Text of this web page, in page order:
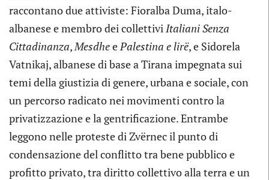
raccontano due attiviste: Fioralba Duma, italo-
albanese e membro dei collettivi Italiani Senza
Cittadinanza, Mesdhee Palestina e lirë, e Sidorela
Vatnikaj, albanese di base a Tirana impegnata sui
temi della giustizia di genere, urbana e sociale, con
un percorso radicato nei movimenti contro la
privatizzazione e la gentrificazione. Entrambe
leggono nelle proteste di Zvërnec il punto di
condensazione del conflitto tra bene pubblico e
profitto privato, tra diritto collettivo alla terra e un